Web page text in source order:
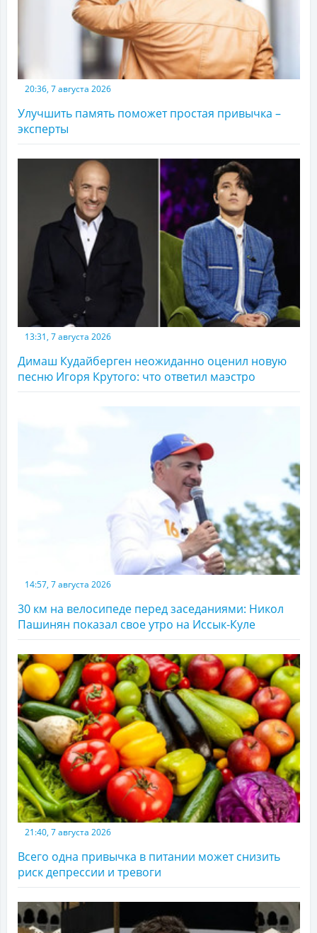
20:36, 7 августа 2026
Улучшить память поможет простая привычка –
эксперты
13:31, 7 августа 2026
Димаш Кудайберген неожиданно оценил новую
песню Игоря Крутого: что ответил маэстро
14:57, 7 августа 2026
30 км на велосипеде перед заседаниями: Никол
Пашинян показал свое утро на Иссык-Куле
21:40, 7 августа 2026
Всего одна привычка в питании может снизить
риск депрессии и тревоги